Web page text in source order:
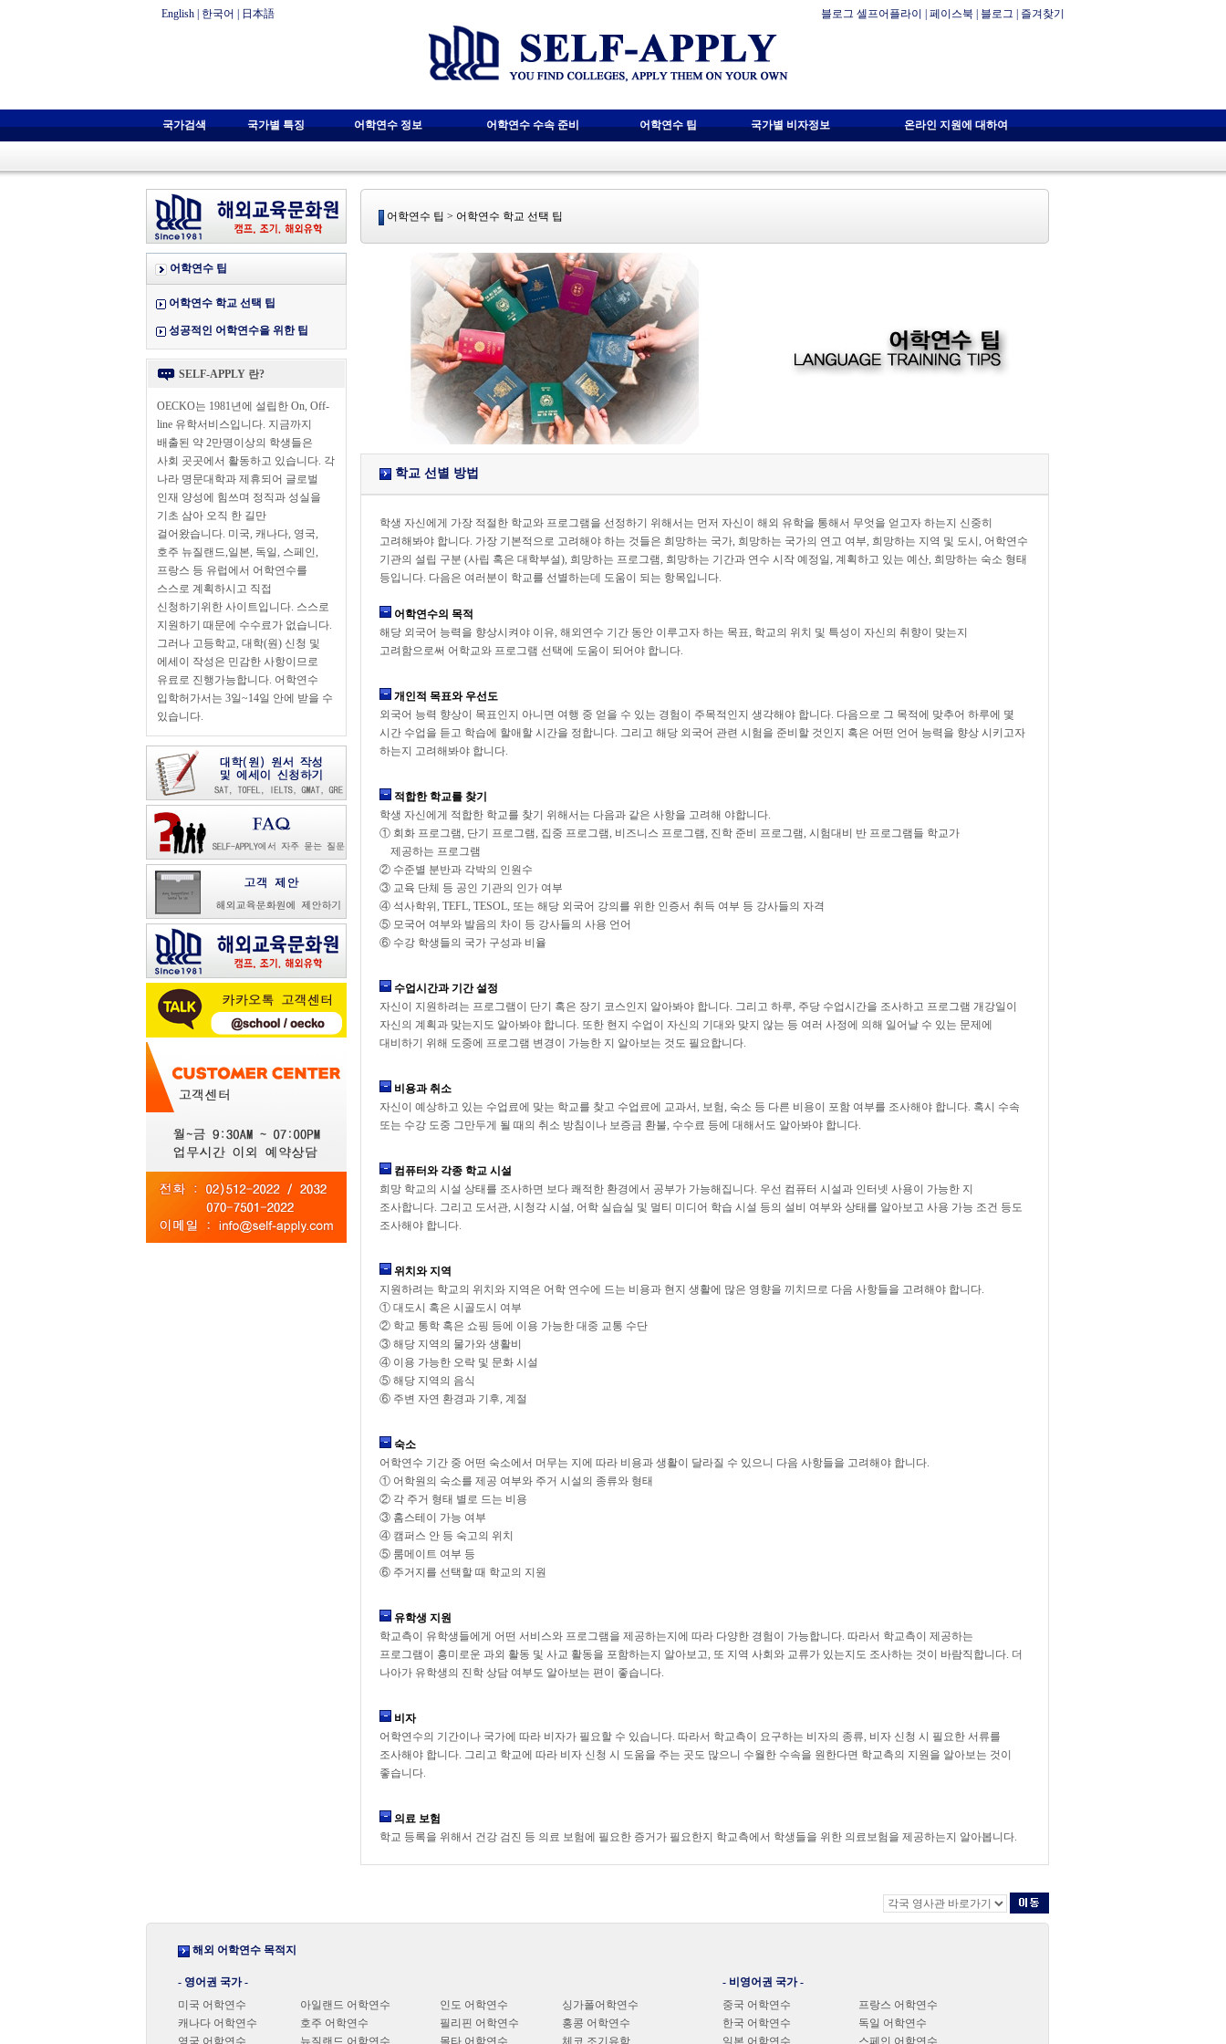
English 한국어 日本語 블로그 셀프어플라이 페이스북 블로그 즐겨찾기
국가검색 국가별 특징 어학연수 정보 어학연수 수속 준비 어학연수 팁 국가별 비자정보 온라인 지원에 대하여
어학연수 팁
어학연수 학교 선택 팁
성공적인 어학연수을 위한 팁
SELF-APPLY 란?
OECKO는 1981년에 설립한 On, Off-
line 유학서비스입니다. 지금까지
배출된 약 2만명이상의 학생들은
사회 곳곳에서 활동하고 있습니다. 각
나라 명문대학과 제휴되어 글로벌
인재 양성에 힘쓰며 정직과 성실을
기초 삼아 오직 한 길만
걸어왔습니다. 미국, 캐나다, 영국,
호주 뉴질랜드,일본, 독일, 스페인,
프랑스 등 유럽에서 어학연수를
스스로 계획하시고 직접
신청하기위한 사이트입니다. 스스로
지원하기 때문에 수수료가 없습니다.
그러나 고등학교, 대학(원) 신청 및
에세이 작성은 민감한 사항이므로
유료로 진행가능합니다. 어학연수
입학허가서는 3일~14일 안에 받을 수
있습니다.
어학연수 팁 > 어학연수 학교 선택 팁
학교 선별 방법
학생 자신에게 가장 적절한 학교와 프로그램을 선정하기 위해서는 먼저 자신이 해외 유학을 통해서 무엇을 얻고자 하는지 신중히
고려해봐야 합니다. 가장 기본적으로 고려해야 하는 것들은 희망하는 국가, 희망하는 국가의 연고 여부, 희망하는 지역 및 도시, 어학연수
기관의 설립 구분 (사립 혹은 대학부설), 희망하는 프로그램, 희망하는 기간과 연수 시작 예정일, 계획하고 있는 예산, 희망하는 숙소 형태
등입니다. 다음은 여러분이 학교를 선별하는데 도움이 되는 항목입니다.
어학연수의 목적
해당 외국어 능력을 향상시켜야 이유, 해외연수 기간 동안 이루고자 하는 목표, 학교의 위치 및 특성이 자신의 취향이 맞는지
고려함으로써 어학교와 프로그램 선택에 도움이 되어야 합니다.
개인적 목표와 우선도
외국어 능력 향상이 목표인지 아니면 여행 중 얻을 수 있는 경험이 주목적인지 생각해야 합니다. 다음으로 그 목적에 맞추어 하루에 몇
시간 수업을 듣고 학습에 할애할 시간을 정합니다. 그리고 해당 외국어 관련 시험을 준비할 것인지 혹은 어떤 언어 능력을 향상 시키고자
하는지 고려해봐야 합니다.
적합한 학교를 찾기
학생 자신에게 적합한 학교를 찾기 위해서는 다음과 같은 사항을 고려해 야합니다.
① 회화 프로그램, 단기 프로그램, 집중 프로그램, 비즈니스 프로그램, 진학 준비 프로그램, 시험대비 반 프로그램들 학교가
제공하는 프로그램
② 수준별 분반과 각박의 인원수
③ 교육 단체 등 공인 기관의 인가 여부
④ 석사학위, TEFL, TESOL, 또는 해당 외국어 강의를 위한 인증서 취득 여부 등 강사들의 자격
⑤ 모국어 여부와 발음의 차이 등 강사들의 사용 언어
⑥ 수강 학생들의 국가 구성과 비율
수업시간과 기간 설정
자신이 지원하려는 프로그램이 단기 혹은 장기 코스인지 알아봐야 합니다. 그리고 하루, 주당 수업시간을 조사하고 프로그램 개강일이
자신의 계획과 맞는지도 알아봐야 합니다. 또한 현지 수업이 자신의 기대와 맞지 않는 등 여러 사정에 의해 일어날 수 있는 문제에
대비하기 위해 도중에 프로그램 변경이 가능한 지 알아보는 것도 필요합니다.
비용과 취소
자신이 예상하고 있는 수업료에 맞는 학교를 찾고 수업료에 교과서, 보험, 숙소 등 다른 비용이 포함 여부를 조사해야 합니다. 혹시 수속
또는 수강 도중 그만두게 될 때의 취소 방침이나 보증금 환불, 수수료 등에 대해서도 알아봐야 합니다.
컴퓨터와 각종 학교 시설
희망 학교의 시설 상태를 조사하면 보다 쾌적한 환경에서 공부가 가능해집니다. 우선 컴퓨터 시설과 인터넷 사용이 가능한 지
조사합니다. 그리고 도서관, 시청각 시설, 어학 실습실 및 멀티 미디어 학습 시설 등의 설비 여부와 상태를 알아보고 사용 가능 조건 등도
조사해야 합니다.
위치와 지역
지원하려는 학교의 위치와 지역은 어학 연수에 드는 비용과 현지 생활에 많은 영향을 끼치므로 다음 사항들을 고려해야 합니다.
① 대도시 혹은 시골도시 여부
② 학교 통학 혹은 쇼핑 등에 이용 가능한 대중 교통 수단
③ 해당 지역의 물가와 생활비
④ 이용 가능한 오락 및 문화 시설
⑤ 해당 지역의 음식
⑥ 주변 자연 환경과 기후, 계절
숙소
어학연수 기간 중 어떤 숙소에서 머무는 지에 따라 비용과 생활이 달라질 수 있으니 다음 사항들을 고려해야 합니다.
① 어학원의 숙소를 제공 여부와 주거 시설의 종류와 형태
② 각 주거 형태 별로 드는 비용
③ 홈스테이 가능 여부
④ 캠퍼스 안 등 숙고의 위치
⑤ 룸메이트 여부 등
⑥ 주거지를 선택할 때 학교의 지원
유학생 지원
학교측이 유학생들에게 어떤 서비스와 프로그램을 제공하는지에 따라 다양한 경험이 가능합니다. 따라서 학교측이 제공하는
프로그램이 흥미로운 과외 활동 및 사교 활동을 포함하는지 알아보고, 또 지역 사회와 교류가 있는지도 조사하는 것이 바람직합니다. 더
나아가 유학생의 진학 상담 여부도 알아보는 편이 좋습니다.
비자
어학연수의 기간이나 국가에 따라 비자가 필요할 수 있습니다. 따라서 학교측이 요구하는 비자의 종류, 비자 신청 시 필요한 서류를
조사해야 합니다. 그리고 학교에 따라 비자 신청 시 도움을 주는 곳도 많으니 수월한 수속을 원한다면 학교측의 지원을 알아보는 것이
좋습니다.
의료 보험
학교 등록을 위해서 건강 검진 등 의료 보험에 필요한 증거가 필요한지 학교측에서 학생들을 위한 의료보험을 제공하는지 알아봅니다.
해외 어학연수 목적지
- 영어권 국가 -
미국 어학연수
캐나다 어학연수
영국 어학연수
아일랜드 어학연수
호주 어학연수
뉴질랜드 어학연수
인도 어학연수
필리핀 어학연수
몰타 어학연수
싱가폴어학연수
홍콩 어학연수
체코 조기유학
- 비영어권 국가 -
중국 어학연수
한국 어학연수
일본 어학연수
프랑스 어학연수
독일 어학연수
스페인 어학연수